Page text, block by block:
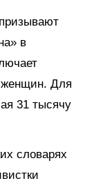
в
Для
31 тысячу
словарях